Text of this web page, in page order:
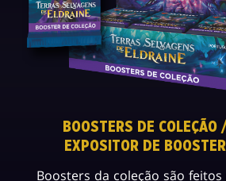
BOOSTERS DE COLEÇÃO
EXPOSITOR DE BOOSTER
Boosters da coleção são feitos